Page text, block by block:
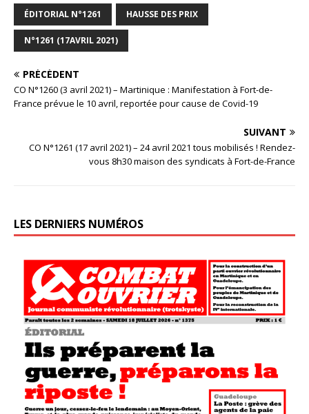
ÉDITORIAL N°1261 HAUSSE DES PRIX
N°1261 (17AVRIL 2021)
PRÉCÉDENT
CO N°1260 (3 avril 2021) – Martinique : Manifestation à Fort-de-
France prévue le 10 avril, reportée pour cause de Covid-19
SUIVANT
CO N°1261 (17 avril 2021) – 24 avril 2021 tous mobilisés ! Rendez-
vous 8h30 maison des syndicats à Fort-de-France
LES DERNIERS NUMÉROS